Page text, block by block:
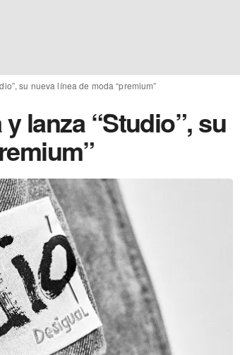
su nueva línea de moda “premium”
lanza “Studio”, su